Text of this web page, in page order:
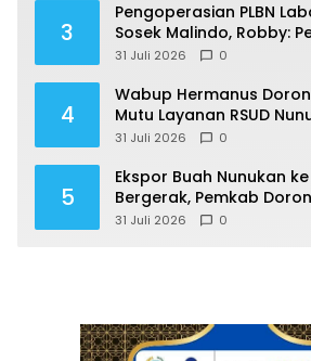
3
Pengoperasian PLBN
Sosek Malindo, Robby:
Motor Ekonomi
31 Juli 2026 0
4
Wabup Hermanus
Mutu Layanan RSUD
31 Juli 2026 0
5
Ekspor Buah Nunukan
Bergerak, Pemkab
Naik Kelas
31 Juli 2026 0